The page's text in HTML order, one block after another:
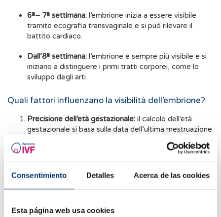
Consentimiento Detalles Acerca de las cookies
Esta página web usa cookies
6ª– 7ª settimana: l’embrione inizia a essere visibile
tramite ecografia transvaginale e si può rilevare il
battito cardiaco.
Dall’8ª settimana: l’embrione è sempre più visibile e si
iniziano a distinguere i primi tratti corporei, come lo
sviluppo degli arti.
Quali fattori influenzano la visibilità dell’embrione?
Precisione dell’età gestazionale: il calcolo dell’età
gestazionale si basa sulla data dell’ultima mestruazione
(DUM). Questo metodo è ideato per donne con cicli
regolari di 28 giorni, ma poiché un ciclo mestruale
normale può durare tra i 21 e i 35 giorni, per molte
donne il calcolo può non essere preciso.
Qualità dell’ecografo:gli ecografi ad alta risoluzione
agevolano l’individuazione precoce delle strutture
Tipo di ecografia:l’ecografia transvaginale consente di